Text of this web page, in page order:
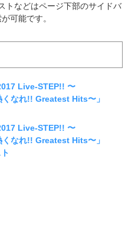
トなどはページ下部のサイドバ
可能です。
Live-STEP!! 〜
れ!! Greatest Hits〜」
Live-STEP!! 〜
れ!! Greatest Hits〜」